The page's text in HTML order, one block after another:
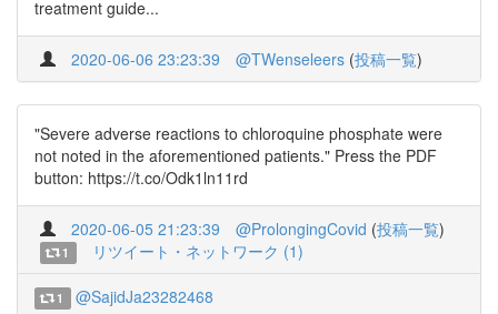
treatment guide...
2020-06-06 23:23:39 @TWenseleers (投稿一覧)
"Severe adverse reactions to chloroquine phosphate were
not noted in the aforementioned patients." Press the PDF
button: https://t.co/Odk1ln11rd
2020-06-05 21:23:39 @ProlongingCovid (投稿一覧)
1 リツイート・ネットワーク (1)
1 @SajidJa23282468